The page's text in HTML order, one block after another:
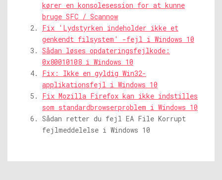
kører en konsolesession for at kunne
bruge SFC / Scannow
Fix 'Lydstyrken indeholder ikke et
genkendt filsystem' -fejl i Windows 10
Sådan løses opdateringsfejlkode:
0x80010108 i Windows 10
Fix: Ikke en gyldig Win32-
applikationsfejl i Windows 10
Fix Mozilla Firefox kan ikke indstilles
som standardbrowserproblem i Windows 10
Sådan retter du fejl EA File Korrupt
fejlmeddelelse i Windows 10